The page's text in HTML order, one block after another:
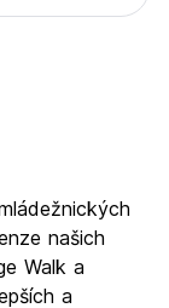
našich
Walk a
a